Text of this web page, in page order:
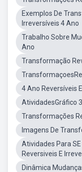
Exemplos De
Irreversíveis 4 Ano
Trabalho Sobre
Ano
Transformação
4 Ano Reversíveis
AtividadesGráfico
Transformações
Imagens De
Atividades Para
Reversiveis E
Dinâmica